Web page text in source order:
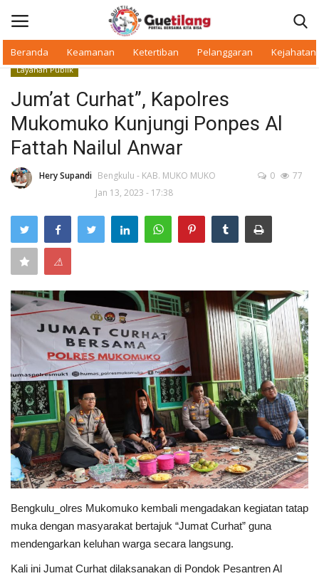
Beranda Keamanan Ketertiban Pelanggaran Kejahatan
Beranda
Warkop Digital
Pelanggaran
Ketertiban
Keamanan
Kejahatan
Cybers Event
UMKM & Ekonomi Kreatif
Pekerja Migran Indonesia
Ekonomi
Pendidikan
Layanan Publik
Jum’at Curhat”, Kapolres
Mukomuko Kunjungi Ponpes Al
Fattah Nailul Anwar
Hery Supandi Bengkulu - KAB. MUKO MUKO
Jan 13, 2023 - 17:38
0 77
⚠
Bengkulu_olres Mukomuko kembali mengadakan kegiatan tatap
muka dengan masyarakat bertajuk “Jumat Curhat” guna
mendengarkan keluhan warga secara langsung.
Kali ini Jumat Curhat dilaksanakan di Pondok Pesantren Al